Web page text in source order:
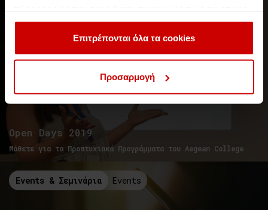
έχουν συλλέξει σε σχέση με την από μέρους σας χρήση
των υπηρεσιών τους.Επιτρέπονται όλα τα cookies
Προσαρμογή
Open Days 2019
Μάθετε για τα Προπτυχιακά Προγράμματα του Aegean College
Events & Σεμινάρια Events